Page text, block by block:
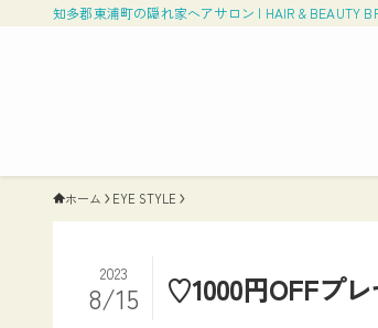
知多郡東浦町の隠れ家ヘアサロン | HAIR & BEAUTY
ホーム EYE STYLE
♡1000円OFFプ
2023
8/15